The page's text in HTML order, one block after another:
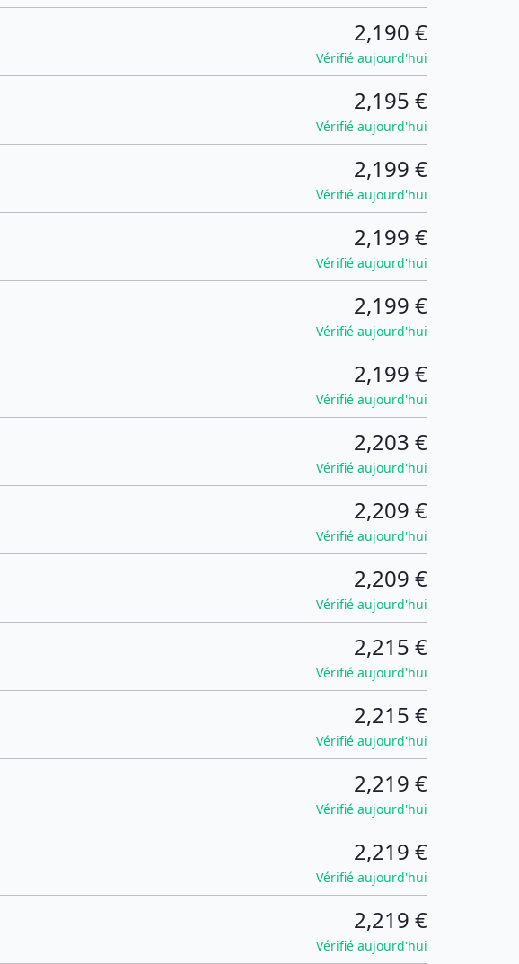
2,190 €
Vérifié aujourd'hui
2,195 €
Vérifié aujourd'hui
2,199 €
Vérifié aujourd'hui
2,199 €
Vérifié aujourd'hui
2,199 €
Vérifié aujourd'hui
2,199 €
Vérifié aujourd'hui
2,203 €
Vérifié aujourd'hui
2,209 €
Vérifié aujourd'hui
2,209 €
Vérifié aujourd'hui
2,215 €
Vérifié aujourd'hui
2,215 €
Vérifié aujourd'hui
2,219 €
Vérifié aujourd'hui
2,219 €
Vérifié aujourd'hui
2,219 €
Vérifié aujourd'hui